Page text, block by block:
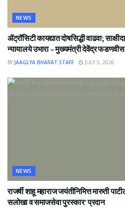
NEWS
ॲट्रॉसिटी कायद्यात दोषसिद्धी वाढवा;
न्यायालये उभारा – मुख्यमंत्री देवेंद्र फडणवीस
BY JAAGLYA BHARAT STAFF JULY 3, 2026
NEWS
राजर्षी शाहू महाराज जयंतीनिमित्त मारुती
सलोखा व समाजसेवा पुरस्कार’ प्रदान